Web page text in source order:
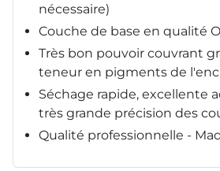
nécessaire)
Couche de base en qualité
Très bon pouvoir couvrant
teneur en pigments de
Séchage rapide, excellente
très grande précision des
Qualité professionnelle -